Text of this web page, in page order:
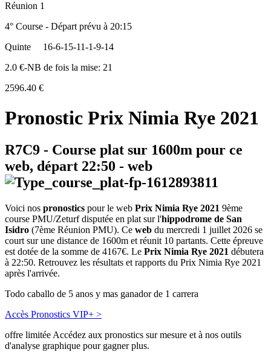
Réunion 1
4° Course - Départ prévu à 20:15
Quinte
16-6-15-11-1-9-14
2.0 €-NB de fois la mise: 21
2596.40 €
Pronostic Prix Nimia Rye 2021
R7C9 - Course plat sur 1600m pour ce
web, départ 22:50 - web
Voici nos pronostics pour le web Prix Nimia Rye 2021 9ème
course PMU/Zeturf disputée en plat sur l'hippodrome de San
Isidro (7ème Réunion PMU). Ce web du mercredi 1 juillet 2026 se
court sur une distance de 1600m et réunit 10 partants. Cette épreuve
est dotée de la somme de 4167€. Le Prix Nimia Rye 2021 débutera
à 22:50. Retrouvez les résultats et rapports du Prix Nimia Rye 2021
après l'arrivée.
Todo caballo de 5 anos y mas ganador de 1 carrera
Accès Pronostics VIP+ >
offre limitée Accédez aux pronostics sur mesure et à nos outils
d'analyse graphique pour gagner plus.